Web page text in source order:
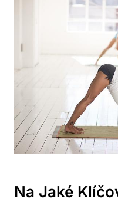
Na Jaké